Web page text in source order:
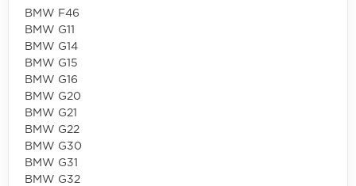
BMW F46
BMW G11
BMW G14
BMW G15
BMW G16
BMW G20
BMW G21
BMW G22
BMW G30
BMW G31
BMW G32